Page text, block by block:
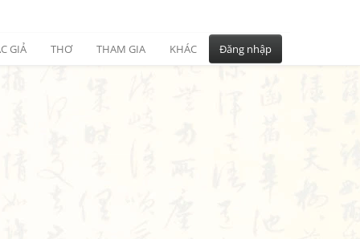
GIẢ THƠ THAM GIA KHÁC Đăng nhập